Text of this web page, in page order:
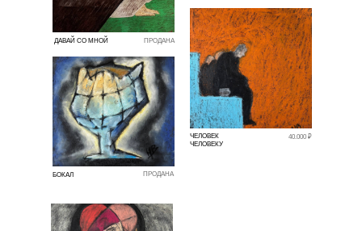
БОКАЛ ПРОДАНА
ЧЕЛОВЕК
ЧЕЛОВЕКУ
40.000 ₽
ДАВАЙ СО МНОЙ ПРОДАНА